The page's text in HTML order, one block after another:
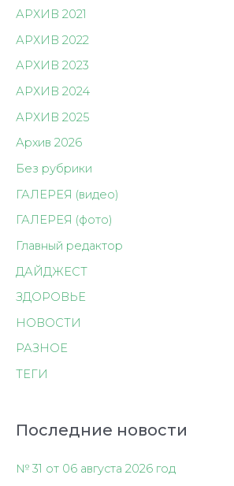
АРХИВ 2021
АРХИВ 2022
АРХИВ 2023
АРХИВ 2024
АРХИВ 2025
Архив 2026
Без рубрики
ГАЛЕРЕЯ (видео)
ГАЛЕРЕЯ (фото)
Главный редактор
ДАЙДЖЕСТ
ЗДОРОВЬЕ
НОВОСТИ
РАЗНОЕ
ТЕГИ
Последние новости
№ 31 от 06 августа 2026 год